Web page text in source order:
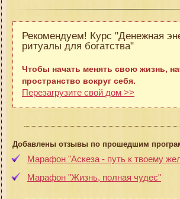
Рекомендуем! Курс "Денежная
ритуалы для богатства"
Чтобы начать менять свою жизнь,
пространство вокруг себя.
Перезагрузите свой дом >>
Добавлены отзывы по прошедшим
Марафон "Аскеза - путь к твоему
Марафон "Жизнь, полная чудес"